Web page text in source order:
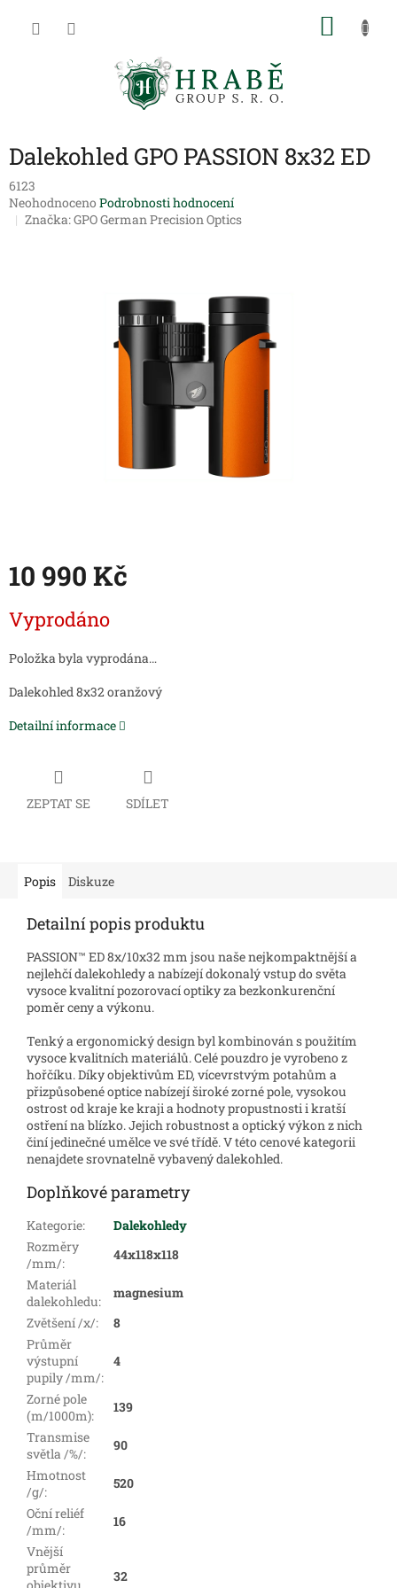
Dalekohled GPO PASSION 8x32 ED
6123
Průměrné
hodnocení
Neohodnoceno Podrobnosti hodnocení
Značka:GPO German Precision Optics
10 990 Kč
cena:
Vyprodáno
Položka byla vyprodána…
Dalekohled 8x32 oranžový
Detailní informace
ZEPTAT SE SDÍLET
Popis Diskuze
Detailní popis produktu
PASSION™ ED 8x/10x32 mm jsou naše nejkompaktnější a
nejlehčí dalekohledy a nabízejí dokonalý vstup do světa
vysoce kvalitní pozorovací optiky za bezkonkurenční
poměr ceny a výkonu.
Tenký a ergonomický design byl kombinován s použitím
vysoce kvalitních materiálů. Celé pouzdro je vyrobeno z
hořčíku. Díky objektivům ED, vícevrstvým potahům a
přizpůsobené optice nabízejí široké zorné pole, vysokou
ostrost od kraje ke kraji a hodnoty propustnosti i kratší
ostření na blízko. Jejich robustnost a optický výkon z nich
činí jedinečné umělce ve své třídě. V této cenové kategorii
nenajdete srovnatelně vybavený dalekohled.
Doplňkové parametry
Kategorie:
Dalekohledy
Rozměry
/mm/:
44x118x118
Materiál
dalekohledu:
magnesium
Zvětšení /x/:
8
Průměr
výstupní
pupily /mm/:
4
Zorné pole
(m/1000m):
139
Transmise
světla /%/:
90
Hmotnost
/g/:
520
Oční reliéf
/mm/:
16
Vnější
průměr
32